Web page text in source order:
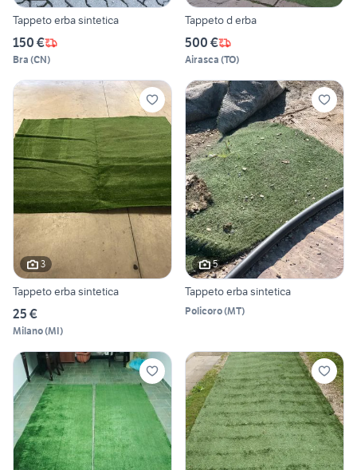
Tappeto erba sintetica
150 €
Bra (CN)
Tappeto d erba
500 €
Airasca (TO)
3
Tappeto erba sintetica
25 €
Milano(MI)
5
Tappeto erba sintetica
Policoro(MT)